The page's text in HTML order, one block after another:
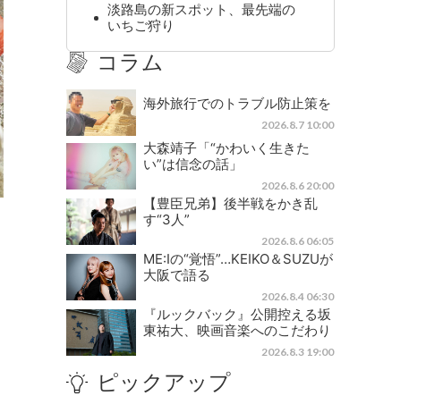
淡路島の新スポット、最先端の
いちご狩り
コラム
海外旅行でのトラブル防止策を
2026.8.7 10:00
大森靖子「“かわいく生きた
い”は信念の話」
2026.8.6 20:00
【豊臣兄弟】後半戦をかき乱
す“3人”
2026.8.6 06:05
ME:Iの“覚悟”…KEIKO＆SUZUが
大阪で語る
2026.8.4 06:30
『ルックバック』公開控える坂
東祐大、映画音楽へのこだわり
2026.8.3 19:00
ピックアップ